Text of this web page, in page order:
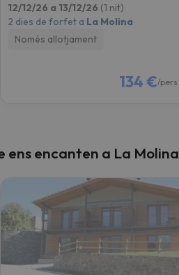
12/12/26 a 13/12/26 (1 nit)
2 dies de forfet a La Molina
Només allotjament
134 €/pers.
encanten a La Molina